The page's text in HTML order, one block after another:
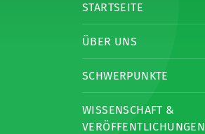
STARTSEITE
ÜBER UNS
SCHWERPUNKTE
WISSENSCHAFT &
VERÖFFENTLICHUNGEN